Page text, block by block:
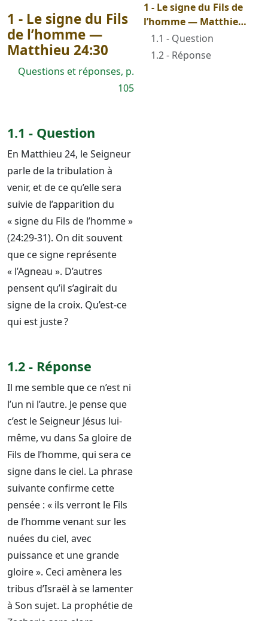
1 - Le signe du Fils
de l’homme —
Matthieu 24:30
Questions et réponses, p.
105
1.1 - Question
En Matthieu 24, le Seigneur
parle de la tribulation à
venir, et de ce qu’elle sera
suivie de l’apparition du
« signe du Fils de l’homme »
(24:29-31). On dit souvent
que ce signe représente
« l’Agneau ». D’autres
pensent qu’il s’agirait du
signe de la croix. Qu’est-ce
qui est juste ?
1.2 - Réponse
Il me semble que ce n’est ni
l’un ni l’autre. Je pense que
c’est le Seigneur Jésus lui-
même, vu dans Sa gloire de
Fils de l’homme, qui sera ce
signe dans le ciel. La phrase
suivante confirme cette
pensée : « ils verront le Fils
de l’homme venant sur les
nuées du ciel, avec
puissance et une grande
gloire ». Ceci amènera les
tribus d’Israël à se lamenter
à Son sujet. La prophétie de
1 - Le signe du Fils de
l’homme — Matthieu
24:30
1.1 - Question
1.2 - Réponse